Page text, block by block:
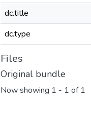
dc.title
dc.type
Files
Original bundle
Now showing 1 - 1 of 1